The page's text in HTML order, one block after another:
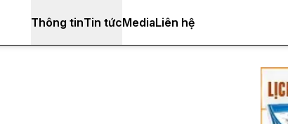
Thông tinTin tứcMediaLiên hệ